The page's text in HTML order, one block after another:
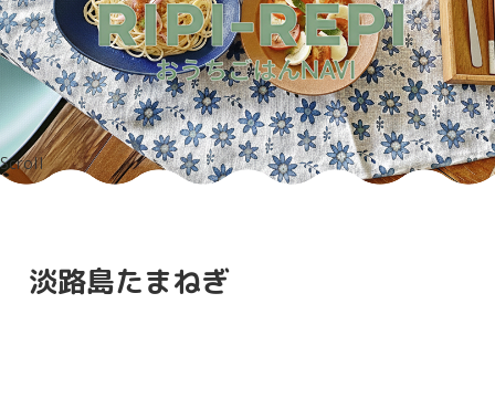
Scroll
淡路島たまねぎ